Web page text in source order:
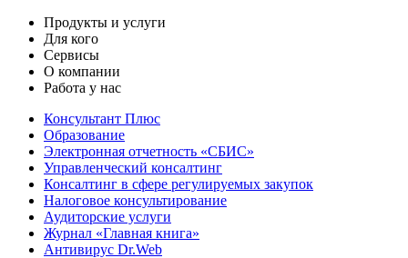
Продукты и услуги
Для кого
Сервисы
О компании
Работа у нас
Консультант Плюс
Образование
Электронная отчетность «СБИС»
Управленческий консалтинг
Консалтинг в сфере регулируемых закупок
Налоговое консультирование
Аудиторские услуги
Журнал «Главная книга»
Антивирус Dr.Web